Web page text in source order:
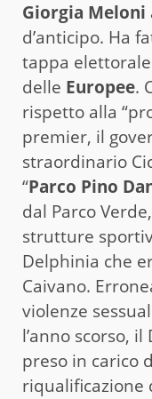
Giorgia Meloni
d’anticipo. Ha
tappa
delle Europee.
rispetto alla
premier, il
straordinario
“Parco Pino
dal Parco
strutture
Delphinia che
Caivano.
violenze
l’anno scorso,
preso in carico
riqualificazione